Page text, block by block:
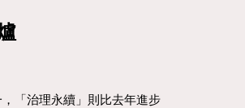
「治理永續」則比去年進步